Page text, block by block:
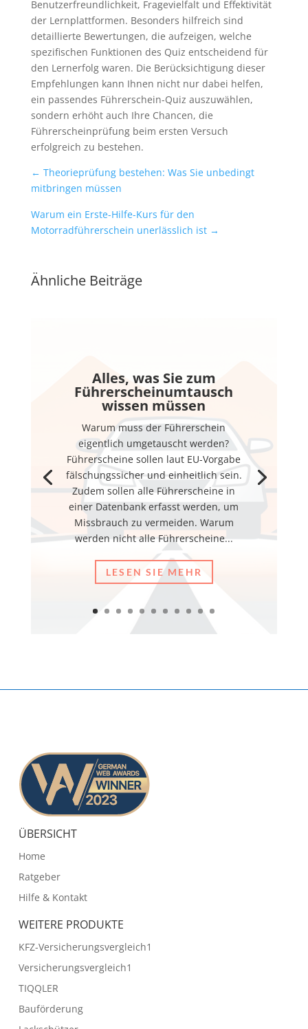
Benutzerfreundlichkeit, Fragevielfalt und Effektivität
der Lernplattformen. Besonders hilfreich sind
detaillierte Bewertungen, die aufzeigen, welche
spezifischen Funktionen des Quiz entscheidend für
den Lernerfolg waren. Die Berücksichtigung dieser
Empfehlungen kann Ihnen nicht nur dabei helfen,
ein passendes Führerschein-Quiz auszuwählen,
sondern erhöht auch Ihre Chancen, die
Führerscheinprüfung beim ersten Versuch
erfolgreich zu bestehen.
← Theorieprüfung bestehen: Was Sie unbedingt
mitbringen müssen
Warum ein Erste-Hilfe-Kurs für den
Motorradführerschein unerlässlich ist→
Ähnliche Beiträge
Alles, was Sie zum
Führerscheinumtausch
wissen müssen
Warum muss der Führerschein
eigentlich umgetauscht werden?
Führerscheine sollen laut EU-Vorgabe
fälschungssicher und einheitlich sein.
Zudem sollen alle Führerscheine in
einer Datenbank erfasst werden, um
Missbrauch zu vermeiden. Warum
werden nicht alle Führerscheine...
LESEN SIE MEHR
ÜBERSICHT
Home
Ratgeber
Hilfe & Kontakt
WEITERE PRODUKTE
KFZ-Versicherungsvergleich1
Versicherungsvergleich1
TIQQLER
Bauförderung